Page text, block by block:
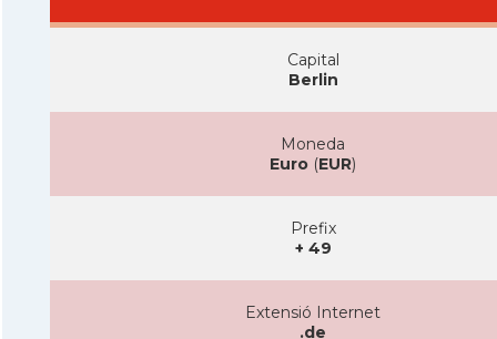
Capital
Berlin
Moneda
Euro (EUR)
Prefix
+ 49
Extensió Internet
.de